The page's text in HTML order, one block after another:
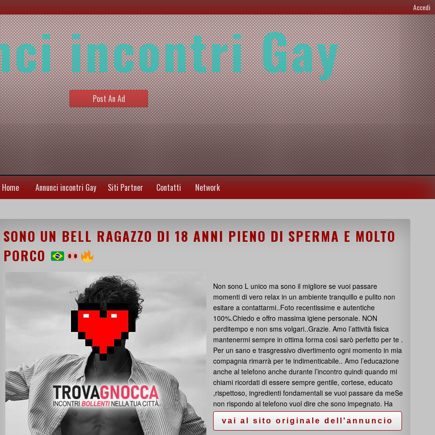
Accedi
incontri Gay
Post An Ad
Home Annunci incontri Gay Siti Partner Contatti Network
SONO UN BELL RAGAZZO DI 18 ANNI PIENO DI SPERMA E MOLTO
PORCO
Non sono L unico ma sono il migliore se vuoi passare
momenti di vero relax in un ambiente tranquillo e pulito non
esitare a contattarmi..Foto recentissime e autentiche
100%.Chiedo e offro massima igiene personale. NON
perditempo e non sms volgari..Grazie. Amo l’attività fisica
mantenermi sempre in ottima forma così sarò perfetto per te .
Per un sano e trasgressivo divertimento ogni momento in mia
compagnia rimarrà per te indimenticabile.. Amo l’educazione
anche al telefono anche durante l’incontro quindi quando mi
chiami ricordati di essere sempre gentile, cortese, educato
,rispettoso, ingredienti fondamentali se vuoi passare da meSe
non rispondo al telefono vuol dire che sono impegnato. Ha